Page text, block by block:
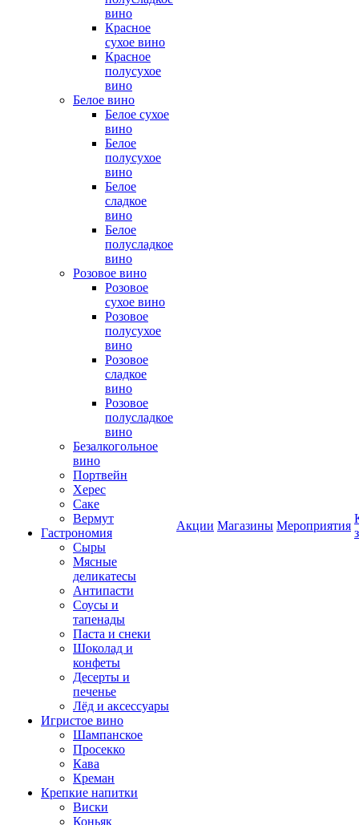
вино
Красное
сухое вино
Красное
полусухое
вино
Белое вино
Белое сухое
вино
Белое
полусухое
вино
Белое
сладкое
вино
Белое
полусладкое
вино
Розовое вино
Розовое
сухое вино
Розовое
полусухое
вино
Розовое
сладкое
вино
Розовое
полусладкое
вино
Безалкогольное
вино
Портвейн
Херес
Саке
Вермут
Гастрономия
Сыры
Мясные
деликатесы
Антипасти
Соусы и
тапенады
Паста и снеки
Шоколад и
конфеты
Десерты и
печенье
Лёд и аксессуары
Игристое вино
Шампанское
Просекко
Кава
Креман
Крепкие напитки
Виски
Коньяк
Акции Магазины Мероприятия